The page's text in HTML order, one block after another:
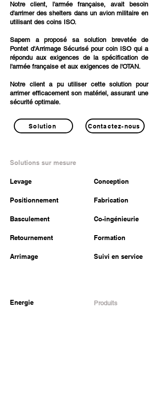
Notre client, l'armée française, avait besoin
d'arrimer des shelters dans un avion militaire en
utilisant des coins ISO.
Sapem a proposé sa solution brevetée de
Pontet d'Arrimage Sécurisé pour coin ISO qui a
répondu aux exigences de la spécification de
l'armée française et aux exigences de l'OTAN.
Notre client a pu utiliser cette solution pour
arrimer efficacement son matériel, assurant une
sécurité optimale.
Solution Contactez-nous
Solutions sur mesure
Levage
Positionnement
Basculement
Retournement
Arrimage
Conception
Fabrication
Co-ingénieurie
Formation
Suivi en service
Energie Produits